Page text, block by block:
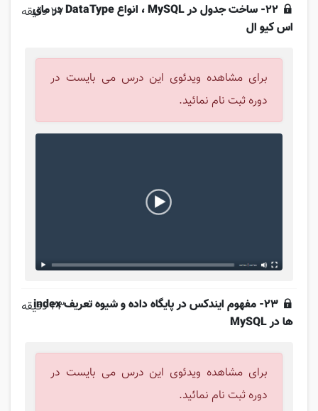
22- ساخت جدول در MySQL ، انواع DataType در مای
اس کیو ال
27 دقیقه
برای مشاهده ویدئوی این درس می بایست در
دوره ثبت نام نمائید.
23- مفهوم ایندکس در پایگاه داده و شیوه تعریف index
ها در MySQL
23 دقیقه
برای مشاهده ویدئوی این درس می بایست در
دوره ثبت نام نمائید.